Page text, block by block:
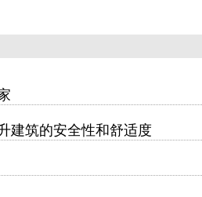
建筑的安全性和舒适度